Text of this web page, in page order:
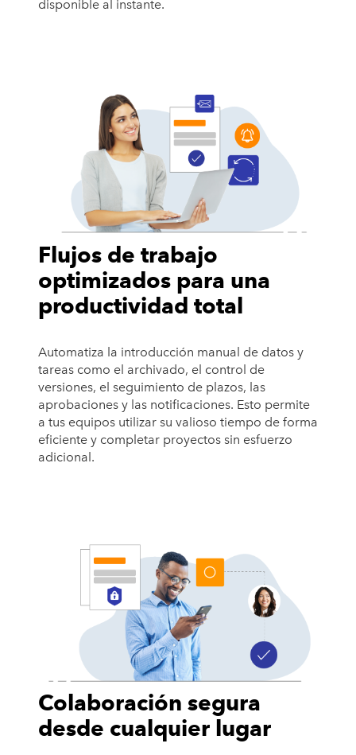
disponible al instante.
Flujos de trabajo
optimizados para una
productividad total
Automatiza la introducción manual de datos y
tareas como el archivado, el control de
versiones, el seguimiento de plazos, las
aprobaciones y las notificaciones. Esto permite
a tus equipos utilizar su valioso tiempo de forma
eficiente y completar proyectos sin esfuerzo
adicional.
Colaboración segura
desde cualquier lugar